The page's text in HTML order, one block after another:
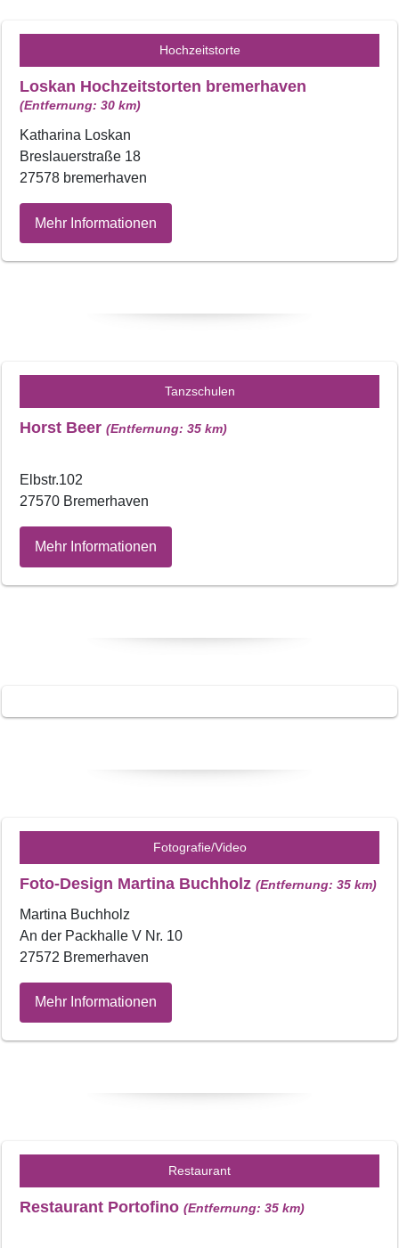
Hochzeitstorte
Loskan Hochzeitstorten bremerhaven
(Entfernung: 30 km)
Katharina Loskan
Breslauerstraße 18
27578 bremerhaven
Mehr Informationen
Tanzschulen
Horst Beer (Entfernung: 35 km)
Elbstr.102
27570 Bremerhaven
Mehr Informationen
Fotografie/Video
Foto-Design Martina Buchholz (Entfernung: 35 km)
Martina Buchholz
An der Packhalle V Nr. 10
27572 Bremerhaven
Mehr Informationen
Restaurant
Restaurant Portofino (Entfernung: 35 km)